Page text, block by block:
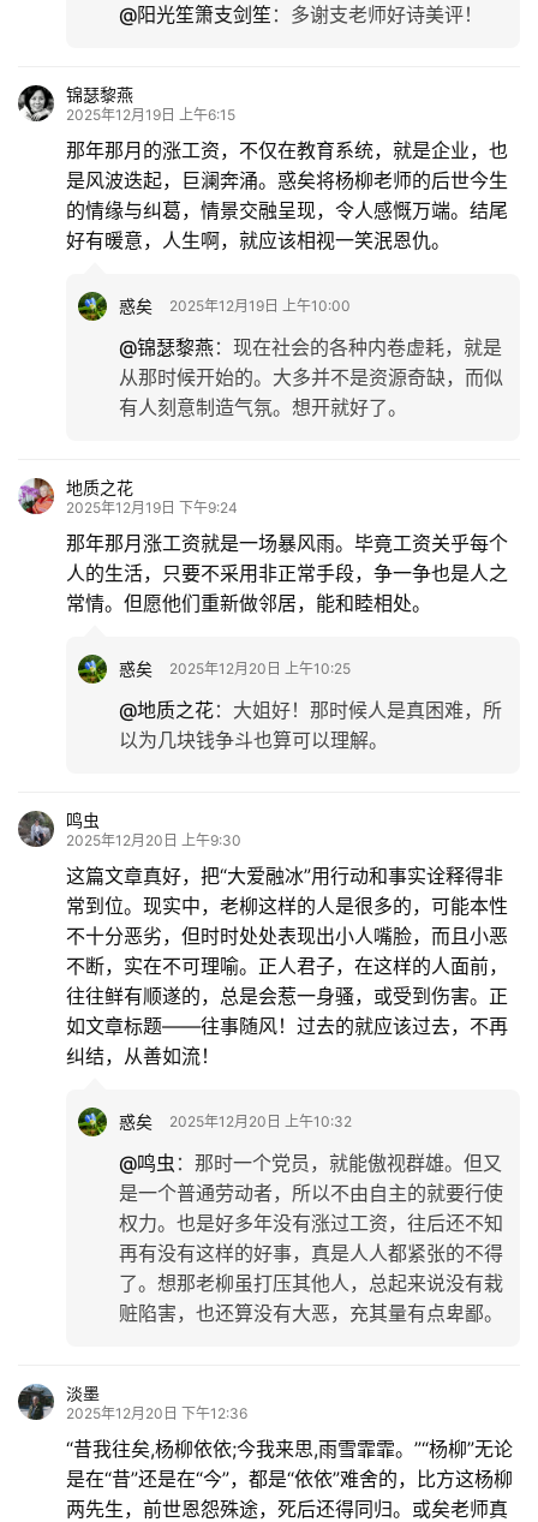
@阳光笙箫支剑笙 ： 多谢支老师好诗美评！
锦瑟黎燕
2025年12月19日 上午6:15
那年那月的涨工资，不仅在教育系统，就是企业，也
是风波迭起，巨澜奔涌。惑矣将杨柳老师的后世今生
的情缘与纠葛，情景交融呈现，令人感慨万端。结尾
好有暖意，人生啊，就应该相视一笑泯恩仇。
惑矣 2025年12月19日 上午10:00
@锦瑟黎燕： 现在社会的各种内卷虚耗，就是
从那时候开始的。大多并不是资源奇缺，而似
有人刻意制造气氛。想开就好了。
地质之花
2025年12月19日 下午9:24
那年那月涨工资就是一场暴风雨。毕竟工资关乎每个
人的生活，只要不采用非正常手段，争一争也是人之
常情。但愿他们重新做邻居，能和睦相处。
惑矣 2025年12月20日 上午10:25
@地质之花： 大姐好！那时候人是真困难，所
以为几块钱争斗也算可以理解。
鸣虫
2025年12月20日 上午9:30
这篇文章真好，把“大爱融冰”用行动和事实诠释得非
常到位。现实中，老柳这样的人是很多的，可能本性
不十分恶劣，但时时处处表现出小人嘴脸，而且小恶
不断，实在不可理喻。正人君子，在这样的人面前，
往往鲜有顺遂的，总是会惹一身骚，或受到伤害。正
如文章标题——往事随风！过去的就应该过去，不再
纠结，从善如流！
惑矣 2025年12月20日 上午10:32
@鸣虫 ： 那时一个党员，就能傲视群雄。但又
是一个普通劳动者，所以不由自主的就要行使
权力。也是好多年没有涨过工资，往后还不知
再有没有这样的好事，真是人人都紧张的不得
了。想那老柳虽打压其他人，总起来说没有栽
赃陷害，也还算没有大恶，充其量有点卑鄙。
淡墨
2025年12月20日 下午12:36
“昔我往矣,杨柳依依;今我来思,雨雪霏霏。”“杨柳”无论
是在“昔”还是在“今”，都是“依依”难舍的，比方这杨柳
两先生，前世恩怨殊途，死后还得同归。或矣老师真